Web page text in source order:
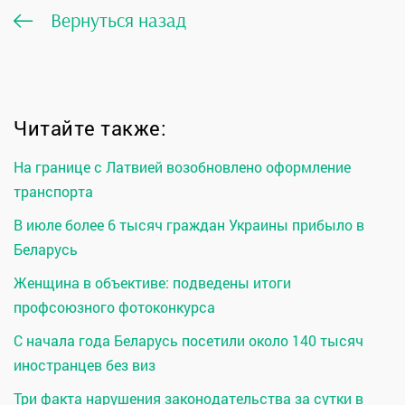
Вернуться назад
Читайте также:
На границе с Латвией возобновлено оформление
транспорта
В июле более 6 тысяч граждан Украины прибыло в
Беларусь
Женщина в объективе: подведены итоги
профсоюзного фотоконкурса
С начала года Беларусь посетили около 140 тысяч
иностранцев без виз
Три факта нарушения законодательства за сутки в